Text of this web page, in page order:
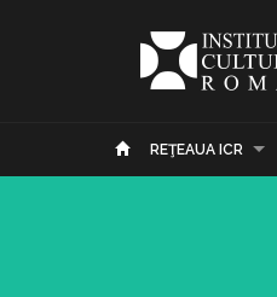
REŢEAUA ICR